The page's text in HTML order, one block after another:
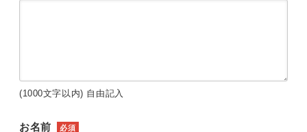
(1000文字以内) 自由記入
お名前 必須